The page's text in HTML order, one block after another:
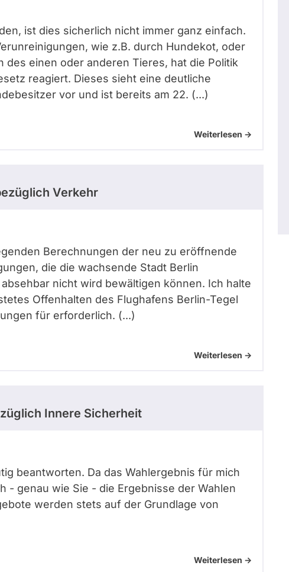
ist dies sicherlich nicht immer ganz einfach.
wie z.B. durch Hundekot, oder
des einen oder anderen Tieres, hat die Politik
reagiert. Dieses sieht eine deutliche
vor und ist bereits am 22. (...)
Weiterlesen ->
Verkehr
Berechnungen der neu zu eröffnende
die die wachsende Stadt Berlin
nicht wird bewältigen können. Ich halte
Offenhalten des Flughafens Berlin-Tegel
für erforderlich. (...)
Weiterlesen ->
Innere Sicherheit
beantworten. Da das Wahlergebnis für mich
- genau wie Sie - die Ergebnisse der Wahlen
werden stets auf der Grundlage von
Weiterlesen ->